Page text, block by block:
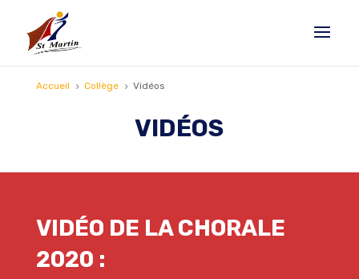
Accueil 5 Collège 5 Vidéos
VIDÉOS
VIDÉO DE LA CHORALE
2020 :